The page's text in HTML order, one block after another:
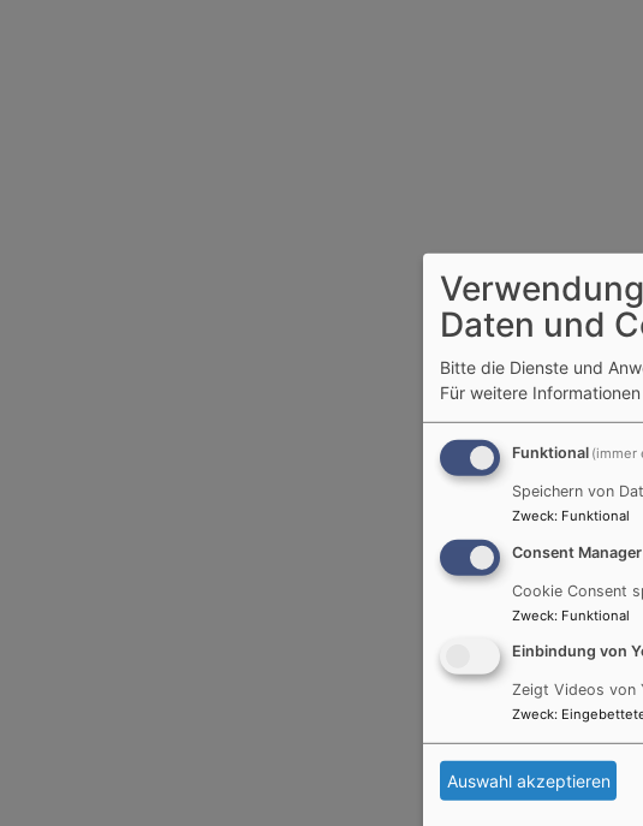
Daten und
Bitte die Dienste und
Für weitere
Funktional (immer
Speichern von
Zweck: Funktional
Consent Manager
Cookie Consent
Zweck: Funktional
Einbindung von
Zeigt Videos von
Zweck:
Auswahl akzeptieren